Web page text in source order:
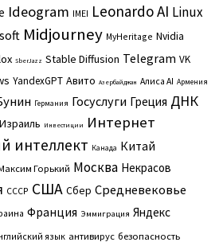
Ideogram IMEI Leonardo AI Linux
Midjourney MyHeritage Nvidia
SberJazz Stable Diffusion Telegram VK
YandexGPT Авито Азербайджан Алиса AI Армения
Германия Госуслуги Греция ДНК
Израиль Инвестиции Интернет
интеллект Канада Китай
Горький Москва Некрасов
СССР США Сбер Средневековье
Франция Эммиграция Яндекс
язык антивирус безопасность